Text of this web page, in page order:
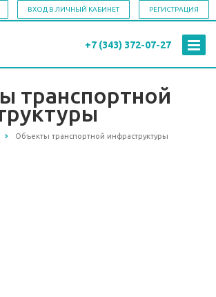
ВХОД В ЛИЧНЫЙ КАБИНЕТ РЕГИСТРАЦИЯ
+7 (343) 372-07-27
транспортной
Объекты транспортной инфраструктуры